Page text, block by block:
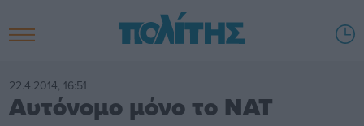
22.4.2014, 16:51
Αυτόνομο μόνο το ΝΑΤ